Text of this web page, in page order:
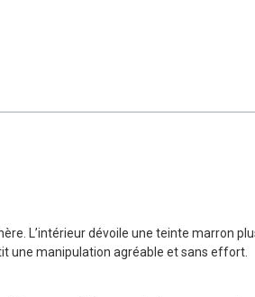
L’intérieur dévoile une teinte marron
une manipulation agréable et sans effort.